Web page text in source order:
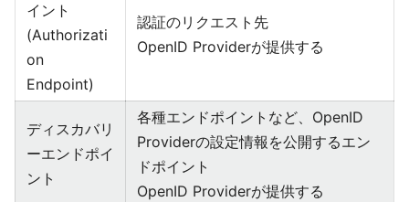
イント
(Authorizati
on
Endpoint)
認証のリクエスト先
OpenID Providerが提供する
ディスカバリ
ーエンドポイ
ント
各種エンドポイントなど、OpenID
Providerの設定情報を公開するエン
ドポイント
OpenID Providerが提供する